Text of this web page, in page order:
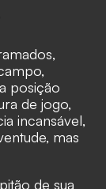
posição
de jogo,
incansável,
mas
de sua